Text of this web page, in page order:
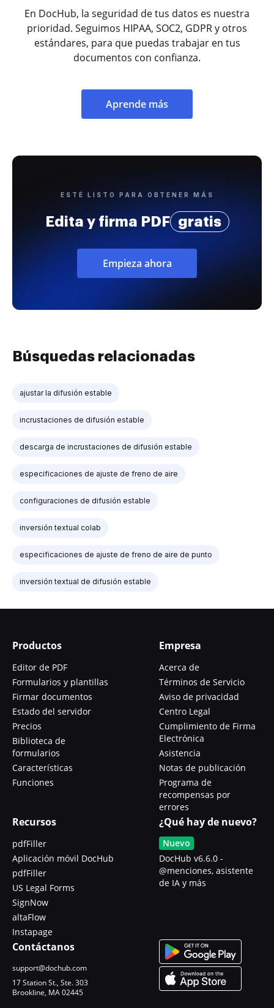
En DocHub, la seguridad de tus datos es nuestra
prioridad. Seguimos HIPAA, SOC2, GDPR y otros
estándares, para que puedas trabajar en tus
documentos con confianza.
Aprende más
ESTÉ LISTO PARA OBTENER MÁS
Edita y firma PDF gratis
Empieza ahora
Búsquedas relacionadas
ajustar la difusión estable
incrustaciones de difusión estable
descarga de incrustaciones de difusión estable
especificaciones de ajuste de freno de aire
configuraciones de difusión estable
inversión textual colab
especificaciones de ajuste de freno de aire de punto
inversión textual de difusión estable
Productos
Editor de PDF
Formularios y plantillas
Firmar documentos
Estado del servidor
Precios
Biblioteca de
formularios
Características
Funciones
Empresa
Acerca de
Términos de Servicio
Aviso de privacidad
Centro Legal
Cumplimiento de Firma
Electrónica
Asistencia
Notas de publicación
Programa de
recompensas por
errores
Recursos
pdfFiller
Aplicación móvil DocHub
pdfFiller
US Legal Forms
SignNow
altaFlow
Instapage
¿Qué hay de nuevo?
Nuevo
DocHub v6.6.0 -
@menciones, asistente
de IA y más
Contáctanos
support@dochub.com
17 Station St., Ste. 303
Brookline, MA 02445